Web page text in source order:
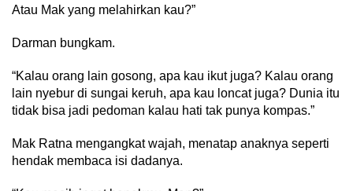
Atau Mak yang melahirkan kau?”
Darman bungkam.
“Kalau orang lain gosong, apa kau ikut juga? Kalau orang
lain nyebur di sungai keruh, apa kau loncat juga? Dunia itu
tidak bisa jadi pedoman kalau hati tak punya kompas.”
Mak Ratna mengangkat wajah, menatap anaknya seperti
hendak membaca isi dadanya.